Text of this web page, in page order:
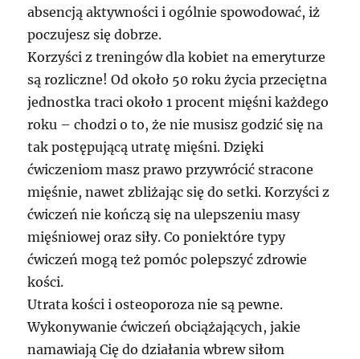
absencją aktywności i ogólnie spowodować, iż
poczujesz się dobrze.
Korzyści z treningów dla kobiet na emeryturze
są rozliczne! Od około 50 roku życia przeciętna
jednostka traci około 1 procent mięśni każdego
roku – chodzi o to, że nie musisz godzić się na
tak postępującą utratę mięśni. Dzięki
ćwiczeniom masz prawo przywrócić stracone
mięśnie, nawet zbliżając się do setki. Korzyści z
ćwiczeń nie kończą się na ulepszeniu masy
mięśniowej oraz siły. Co poniektóre typy
ćwiczeń mogą też pomóc polepszyć zdrowie
kości.
Utrata kości i osteoporoza nie są pewne.
Wykonywanie ćwiczeń obciążających, jakie
namawiają Cię do działania wbrew siłom